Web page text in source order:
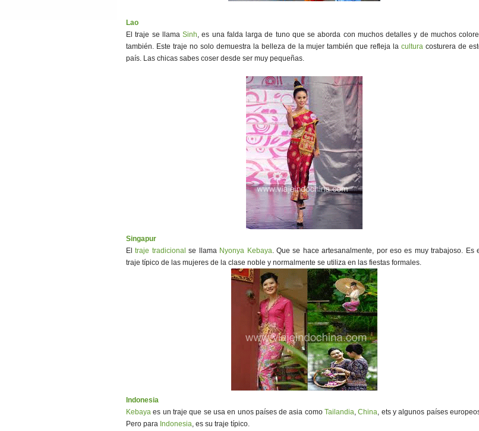
Lao
El traje se llama Sinh, es una falda larga de tuno que se aborda con muchos detalles y de muchos
también. Este traje no solo demuestra la belleza de la mujer también que refleja lacultura costurera de
país. Las chicas sabes coser desde ser muy pequeñas.
Singapur
Eltraje tradicional se llama Nyonya Kebaya. Que se hace artesanalmente, por eso es muy trabajoso. Es
traje típico de las mujeres de la clase noble y normalmente se utiliza en las fiestas formales.
Indonesia
Kebayaes un traje que se usa en unos países de asia comoTailandia,China, ets y algunos países
Pero para Indonesia, es su traje típico.